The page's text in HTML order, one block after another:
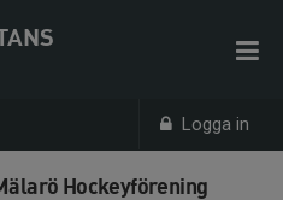
Logga in
Hockeyförening